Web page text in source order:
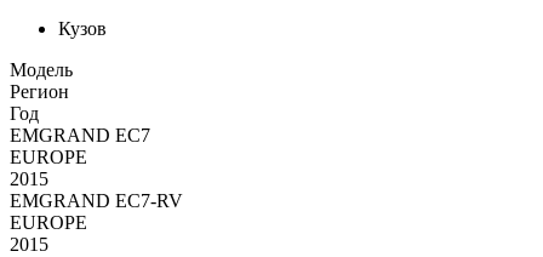
Кузов
Moдель
Регион
Год
EMGRAND EC7
EUROPE
2015
EMGRAND EC7-RV
EUROPE
2015